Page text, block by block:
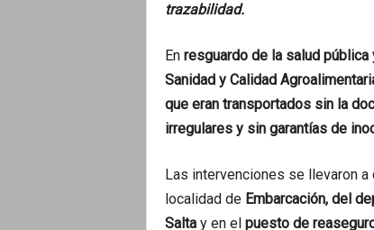
trazabilidad.
En resguardo de la salud
Sanidad y Calidad
que eran transportados sin la
irregulares y sin garantías de
Las intervenciones se llevaron a
localidad de Embarcación, del
Saltay en el puesto de